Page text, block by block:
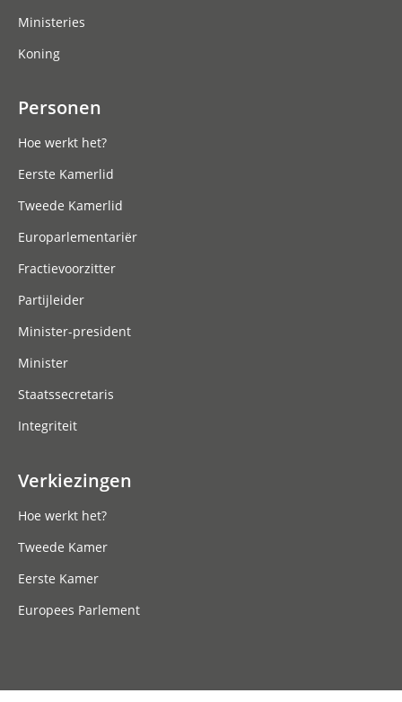
Ministeries
Koning
Personen
Hoe werkt het?
Eerste Kamerlid
Tweede Kamerlid
Europarlementariër
Fractievoorzitter
Partijleider
Minister-president
Minister
Staatssecretaris
Integriteit
Verkiezingen
Hoe werkt het?
Tweede Kamer
Eerste Kamer
Europees Parlement